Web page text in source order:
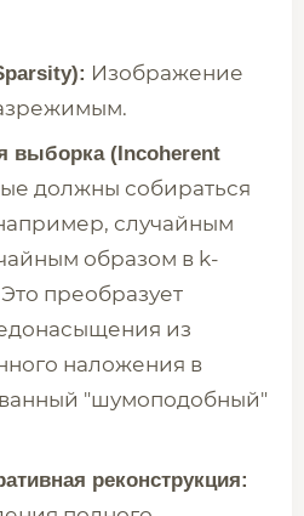
Изображение
выборка (Incoherent
должны собираться
случайным
образом в k-
преобразует
из
наложения в
"шумоподобный"
реконструкция: